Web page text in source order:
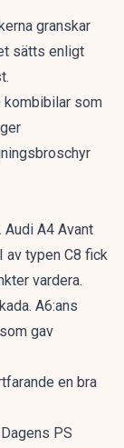
granskar
sätts enligt
kombibilar som
Audi A4 Avant
av typen C8 fick
vardera.
A6:ans
gav
en bra
PS